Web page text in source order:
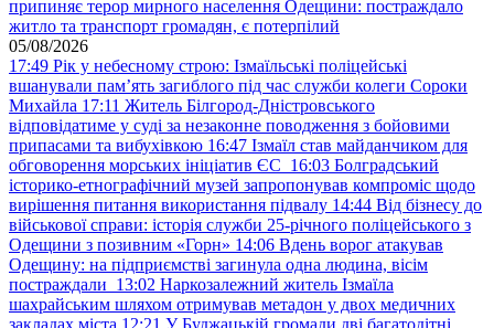
припиняє терор мирного населення Одещини: постраждало
житло та транспорт громадян, є потерпілий
05/08/2026
17:49 Рік у небесному строю: Ізмаїльські поліцейські
вшанували пам’ять загиблого під час служби колеги Сороки
Михайла 17:11 Житель Білгород-Дністровського
відповідатиме у суді за незаконне поводження з бойовими
припасами та вибухівкою 16:47 Ізмаїл став майданчиком для
обговорення морських ініціатив ЄС 16:03 Болградський
історико-етнографічний музей запропонував компроміс щодо
вирішення питання використання підвалу 14:44 Від бізнесу до
військової справи: історія служби 25-річного поліцейського з
Одещини з позивним «Горн» 14:06 Вдень ворог атакував
Одещину: на підприємстві загинула одна людина, вісім
постраждали 13:02 Наркозалежний житель Ізмаїла
шахрайським шляхом отримував метадон у двох медичних
закладах міста 12:21 У Буджацькій громади дві багатодітні